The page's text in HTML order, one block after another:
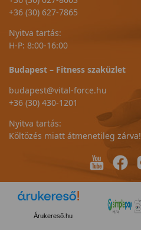
+36 (30) 627-7865
Nyitva tartás:
H-P: 8:00-16:00
Budapest – Fitness szaküzlet
budapest@vital-force.hu
+36 (30) 430-1201
Nyitva tartás:
Költözés miatt átmenetileg zárva!
Árukereső.hu